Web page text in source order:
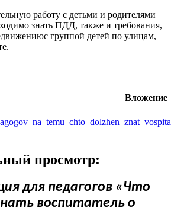
работу с детьми и родителями
знать ПДД, также и требования,
группой детей по улицам,
Вложение
просмотр:
для педагогов «Что
воспитатель о